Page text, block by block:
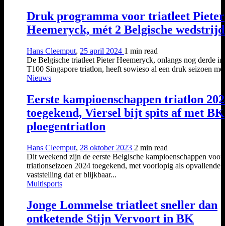
Druk programma voor triatleet Pieter
Heemeryck, mét 2 Belgische
Hans Cleemput, 25 april 2024 1 min read
De Belgische triatleet Pieter Heemeryck, onlangs nog derde in
T100 Singapore triatlon, heeft sowieso al een druk seizoen
Nieuws
Eerste kampioenschappen triatlon
toegekend, Viersel bijt spits af met BK
ploegentriatlon
Hans Cleemput, 28 oktober 2023 2 min read
Dit weekend zijn de eerste Belgische kampioenschappen voor
triatlonseizoen 2024 toegekend, met voorlopig als opvallende
vaststelling dat er blijkbaar...
Multisports
Jonge Lommelse triatleet sneller dan
ontketende Stijn Vervoort in BK